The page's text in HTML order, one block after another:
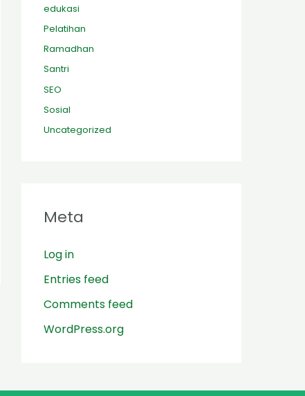
edukasi
Pelatihan
Ramadhan
Santri
SEO
Sosial
Uncategorized
Meta
Log in
Entries feed
Comments feed
WordPress.org